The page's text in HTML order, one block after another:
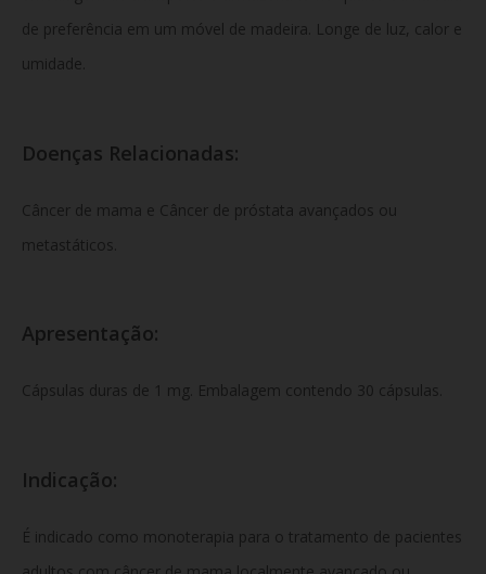
de preferência em um móvel de madeira. Longe de luz, calor e
umidade.
Doenças Relacionadas:
Câncer de mama e Câncer de próstata avançados ou
metastáticos.
Apresentação:
Cápsulas duras de 1 mg. Embalagem contendo 30 cápsulas.
Indicação:
É indicado como monoterapia para o tratamento de pacientes